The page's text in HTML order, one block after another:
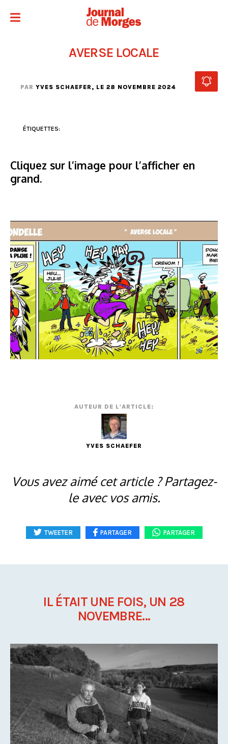
AVERSE LOCALE
PAR YVES SCHAEFER, LE 28 NOVEMBRE 2024
ÉTIQUETTES:
Cliquez sur l’image pour l’afficher en
grand.
AUTEUR DE L'ARTICLE:
YVES SCHAEFER
Vous avez aimé cet article ? Partagez-
le avec vos amis.
TWEETER PARTAGER PARTAGER
IL ÉTAIT UNE FOIS, UN 28
NOVEMBRE...